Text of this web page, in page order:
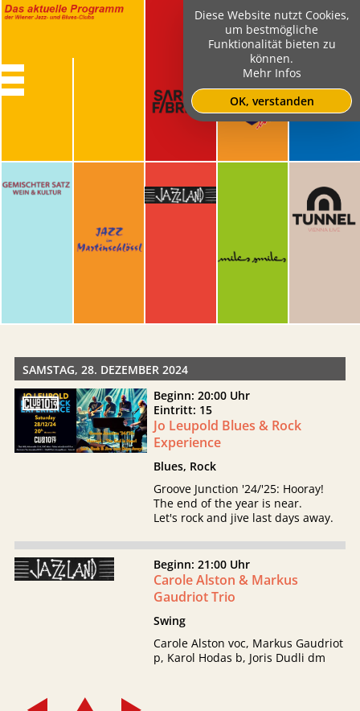
SAMSTAG, 28. DEZEMBER 2024
Beginn: 20:00 Uhr
Eintritt: 15
Jo Leupold Blues & Rock
Experience
Blues, Rock
Groove Junction '24/'25: Hooray!
The end of the year is near.
Let's rock and jive last days away.
Beginn: 21:00 Uhr
Carole Alston & Markus
Gaudriot Trio
Swing
Carole Alston voc, Markus Gaudriot
p, Karol Hodas b, Joris Dudli dm
Diese Website nutzt Cookies,
um bestmögliche
Funktionalität bieten zu
können.
Mehr Infos
OK, verstanden